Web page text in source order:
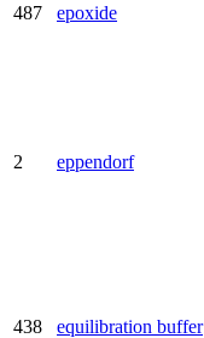
487
epoxide
2 eppendorf
438 equilibration buffer